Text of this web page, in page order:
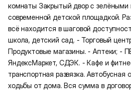
комнаты Закрытый двор с
современной детской площадкой.
всё находится в шаговой
школа, детский сад. - Торговый
Продуктовые магазины. - Аптеки; -
ЯндексМаркет, СДЭК. - Кафе и
транспортная развязка. Автобусная
ходьбы от дома. Вся сумма в